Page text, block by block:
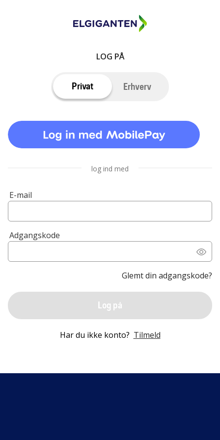
LOG PÅ
Privat Erhverv
log ind med
E-mail
Adgangskode
Glemt din adgangskode?
Log på
Har du ikke konto? Tilmeld